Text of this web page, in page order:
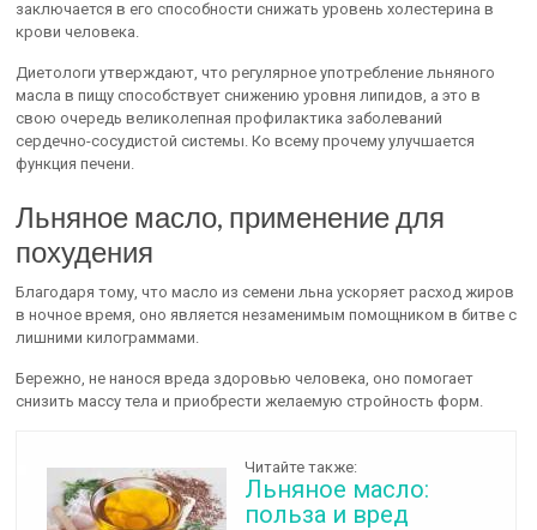
заключается в его способности снижать уровень холестерина в
крови человека.
Диетологи утверждают, что регулярное употребление льняного
масла в пищу способствует снижению уровня липидов, а это в
свою очередь великолепная профилактика заболеваний
сердечно-сосудистой системы. Ко всему прочему улучшается
функция печени.
Льняное масло, применение для
похудения
Благодаря тому, что масло из семени льна ускоряет расход жиров
в ночное время, оно является незаменимым помощником в битве с
лишними килограммами.
Бережно, не нанося вреда здоровью человека, оно помогает
снизить массу тела и приобрести желаемую стройность форм.
Читайте также:
Льняное масло:
польза и вред